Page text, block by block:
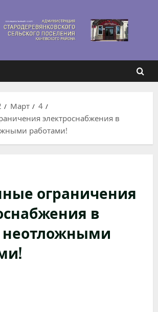
Март
4
электроснабжения в
работами!
ограничения
в
неотложными